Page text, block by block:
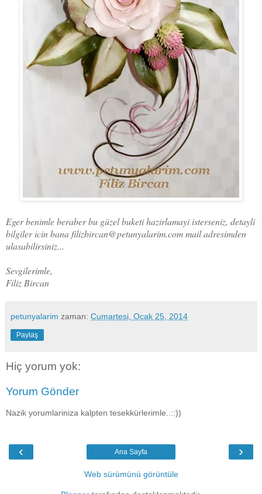
Eger benimle beraber bu güzel buketi hazirlamayi isterseniz, detayli
bilgiler icin bana filizbircan@petunyalarim.com mail adresimden
ulasabilirsiniz...
Sevgilerimle,
Filiz Bircan
petunyalarim zaman: Cumartesi, Ocak 25, 2014
Paylaş
Hiç yorum yok:
Yorum Gönder
Nazik yorumlariniza kalpten tesekkürlerimle..::))
‹ ›
Ana Sayfa
Web sürümünü görüntüle